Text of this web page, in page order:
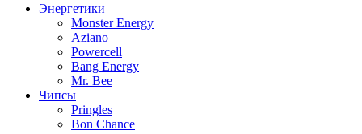
Энергетики
Monster Energy
Aziano
Powercell
Bang Energy
Mr. Bee
Чипсы
Pringles
Bon Chance